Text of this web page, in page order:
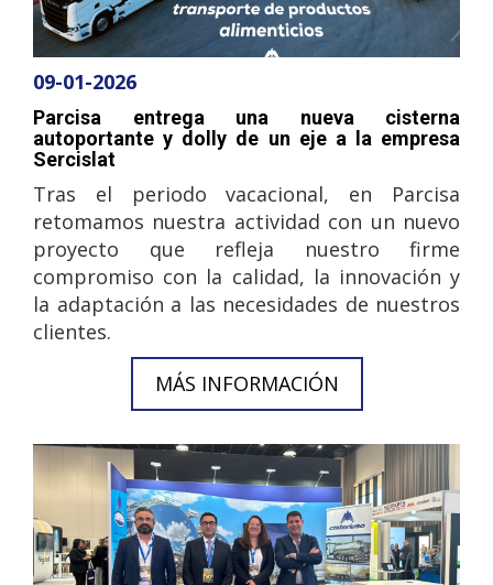
09-01-2026
Parcisa entrega una nueva cisterna
autoportante y dolly de un eje a la empresa
Sercislat
Tras el periodo vacacional, en Parcisa
retomamos nuestra actividad con un nuevo
proyecto que refleja nuestro firme
compromiso con la calidad, la innovación y
la adaptación a las necesidades de nuestros
clientes.
MÁS INFORMACIÓN